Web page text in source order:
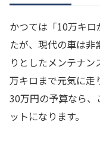
かつては「10万キ
たが、現代の車は非
りとしたメンテナ
万キロまで元気に走
30万円の予算なら
ットになります。